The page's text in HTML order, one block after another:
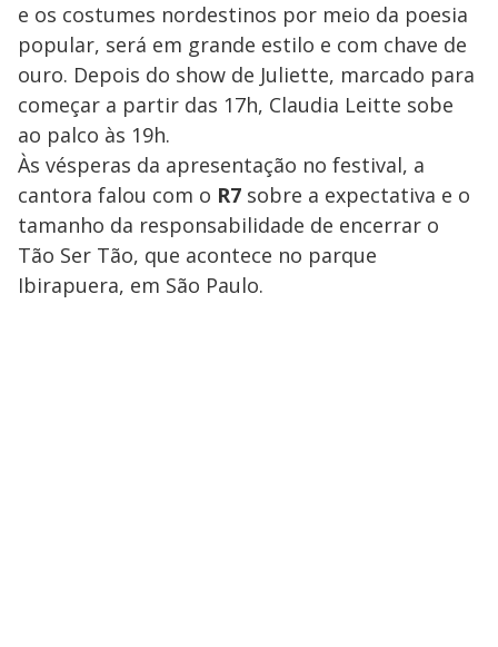
e os costumes nordestinos por meio da poesia
popular, será em grande estilo e com chave de
ouro. Depois do show de Juliette, marcado para
começar a partir das 17h, Claudia Leitte sobe
ao palco às 19h.
Às vésperas da apresentação no festival, a
cantora falou com o R7 sobre a expectativa e o
tamanho da responsabilidade de encerrar o
Tão Ser Tão, que acontece no parque
Ibirapuera, em São Paulo.